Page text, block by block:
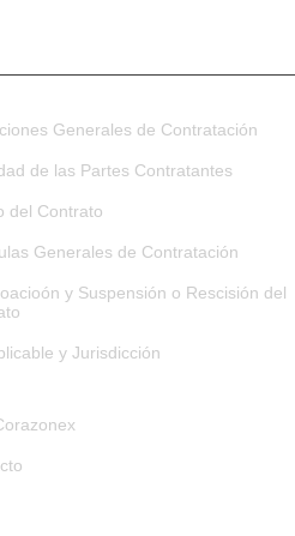
Generales de Contratación
de las Partes Contratantes
del Contrato
Generales de Contratación
y Suspensión o Rescisión del
y Jurisdicción